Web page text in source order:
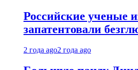
Российские ученые
запатентовали
2 года ago2 года ago